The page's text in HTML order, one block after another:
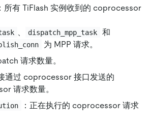
所有 TiFlash 实例收到的 coprocessor
dispatch_mpp_task 和
为 MPP 请求。
请求数量。
通过 coprocessor 接口发送的
请求数量。
：正在执行的 coprocessor 请求